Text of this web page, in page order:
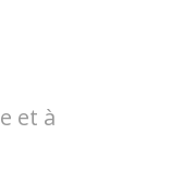
et à